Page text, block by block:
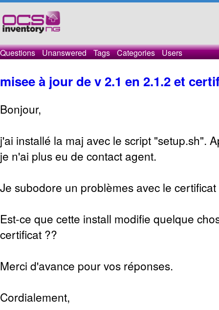
Questions Unanswered Tags Categories Users
misee à jour de v 2.1 en 2.1.2 et
Bonjour,
j'ai installé la maj avec le script "setup.sh".
je n'ai plus eu de contact agent.
Je subodore un problèmes avec le certificat
Est-ce que cette install modifie quelque
certificat ??
Merci d'avance pour vos réponses.
Cordialement,